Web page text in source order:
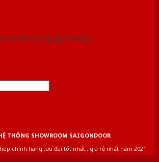
phẩm trong giỏ hàng.
THỐNG SHOWROOM SAIGONDOOR
chính hãng ,ưu đãi tốt nhất , giá rẻ nhất năm 2021